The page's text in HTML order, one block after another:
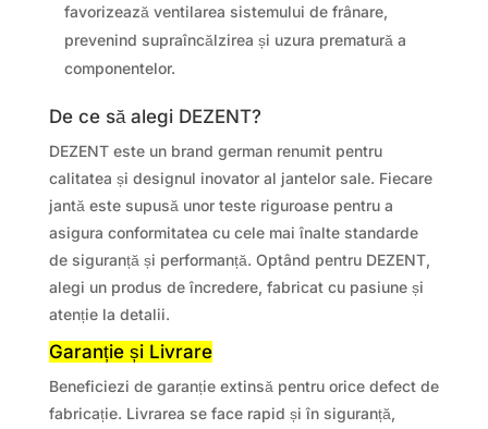
favorizează ventilarea sistemului de frânare,
prevenind supraîncălzirea și uzura prematură a
componentelor.
De ce să alegi DEZENT?
DEZENT este un brand german renumit pentru
calitatea și designul inovator al jantelor sale. Fiecare
jantă este supusă unor teste riguroase pentru a
asigura conformitatea cu cele mai înalte standarde
de siguranță și performanță. Optând pentru DEZENT,
alegi un produs de încredere, fabricat cu pasiune și
atenție la detalii.
Garanție și Livrare
Beneficiezi de garanție extinsă pentru orice defect de
fabricație. Livrarea se face rapid și în siguranță,